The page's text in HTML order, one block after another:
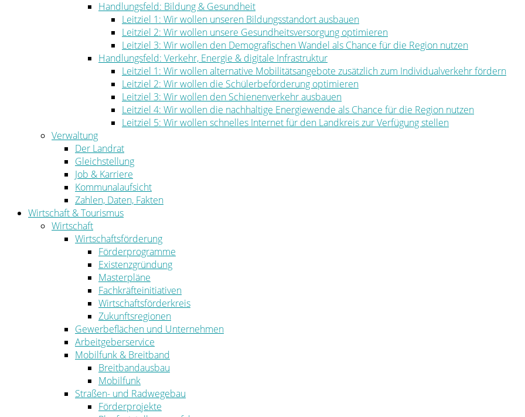
Handlungsfeld: Bildung & Gesundheit
Leitziel 1: Wir wollen unseren Bildungsstandort ausbauen
Leitziel 2: Wir wollen unsere Gesundheitsversorgung optimieren
Leitziel 3: Wir wollen den Demografischen Wandel als Chance für die Region nutzen
Handlungsfeld: Verkehr, Energie & digitale Infrastruktur
Leitziel 1: Wir wollen alternative Mobilitätsangebote zusätzlich zum Individualverkehr fördern
Leitziel 2: Wir wollen die Schülerbeförderung optimieren
Leitziel 3: Wir wollen den Schienenverkehr ausbauen
Leitziel 4: Wir wollen die nachhaltige Energiewende als Chance für die Region nutzen
Leitziel 5: Wir wollen schnelles Internet für den Landkreis zur Verfügung stellen
Verwaltung
Der Landrat
Gleichstellung
Job & Karriere
Kommunalaufsicht
Zahlen, Daten, Fakten
Wirtschaft & Tourismus
Wirtschaft
Wirtschaftsförderung
Förderprogramme
Existenzgründung
Masterpläne
Fachkräfteinitiativen
Wirtschaftsförderkreis
Zukunftsregionen
Gewerbeflächen und Unternehmen
Arbeitgeberservice
Mobilfunk & Breitband
Breitbandausbau
Mobilfunk
Straßen- und Radwegebau
Förderprojekte